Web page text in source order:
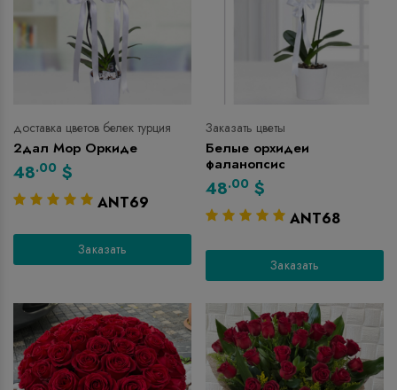
доставка цветов белек турция
2дал Мор Оркиде
48.00 $
ANT69
Заказать
Заказать цветы
Белые орхидеи
фаланопсис
48.00 $
ANT68
Заказать